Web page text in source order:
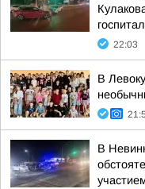
22:03
В
В